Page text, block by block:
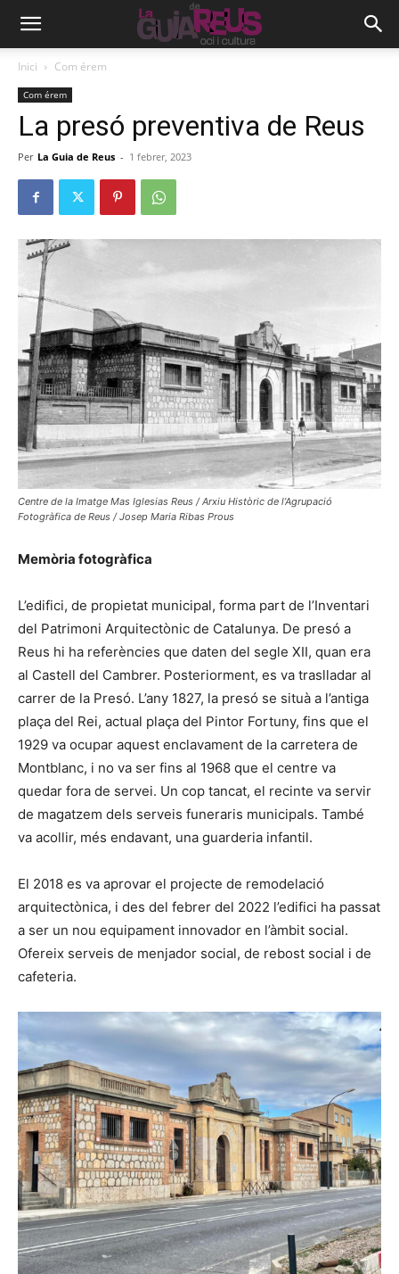
Inici Com érem
Com érem
La presó preventiva de Reus
Per La Guia de Reus - 1 febrer, 2023
Centre de la Imatge Mas Iglesias Reus / Arxiu Històric de l’Agrupació
Fotogràfica de Reus / Josep Maria Ribas Prous
Memòria fotogràfica
L’edifici, de propietat municipal, forma part de l’Inventari
del Patrimoni Arquitectònic de Catalunya. De presó a
Reus hi ha referències que daten del segle XII, quan era
al Castell del Cambrer. Posteriorment, es va traslladar al
carrer de la Presó. L’any 1827, la presó se situà a l’antiga
plaça del Rei, actual plaça del Pintor Fortuny, fins que el
1929 va ocupar aquest enclavament de la carretera de
Montblanc, i no va ser fins al 1968 que el centre va
quedar fora de servei. Un cop tancat, el recinte va servir
de magatzem dels serveis funeraris municipals. També
va acollir, més endavant, una guarderia infantil.
El 2018 es va aprovar el projecte de remodelació
arquitectònica, i des del febrer del 2022 l’edifici ha passat
a ser un nou equipament innovador en l’àmbit social.
Ofereix serveis de menjador social, de rebost social i de
cafeteria.